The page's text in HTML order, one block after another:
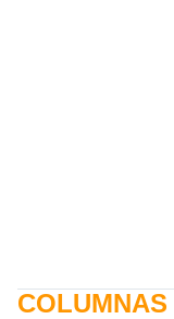
COLUMNAS